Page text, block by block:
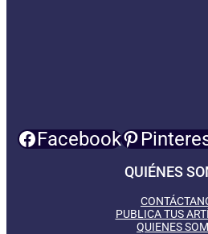
Facebook
QUIÉNES
PUBLICA TUS
QUIENES